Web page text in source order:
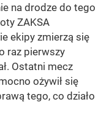
na drodze do tego
ZAKSA
ekipy zmierzą się
raz pierwszy
Ostatni mecz
ożywił się
tego, co działo